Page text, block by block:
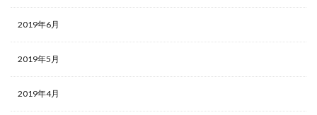
2019年6月
2019年5月
2019年4月